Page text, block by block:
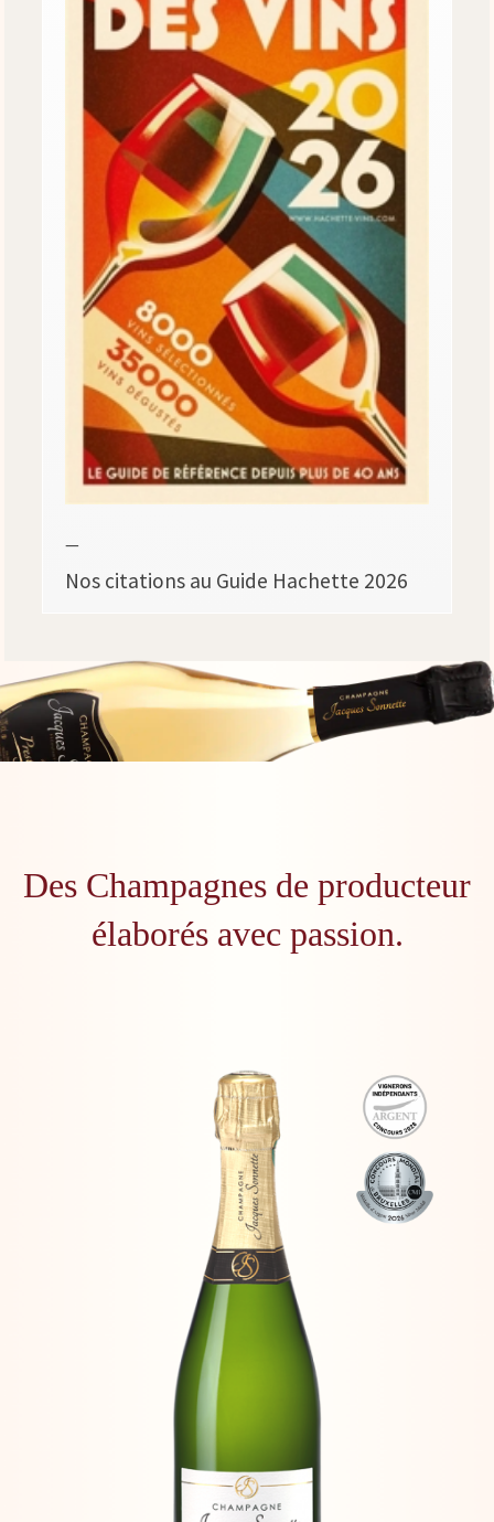
—
Nos citations au Guide Hachette 2026
Des Champagnes de producteur
élaborés avec passion.